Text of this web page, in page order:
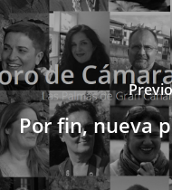
Por fin, nueva